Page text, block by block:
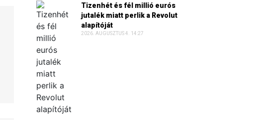
Tizenhét és fél millió eurós
jutalék miatt perlik a Revolut
alapítóját
2026. AUGUSZTUS 4. 14:27